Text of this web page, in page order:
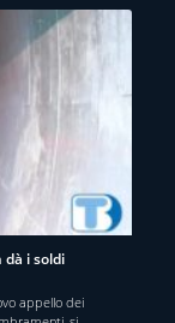
dà i soldi
appello dei